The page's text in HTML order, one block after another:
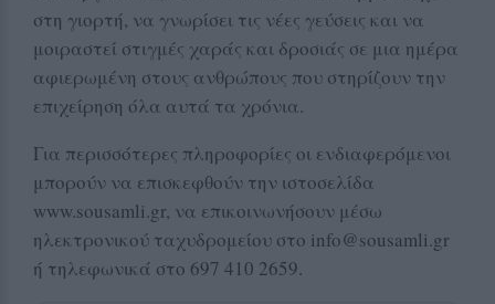
στη γιορτή, να γνωρίσει τις νέες γεύσεις και να
μοιραστεί στιγμές χαράς και δροσιάς σε μια ημέρα
αφιερωμένη στους ανθρώπους που στηρίζουν την
επιχείρηση όλα αυτά τα χρόνια.
Για περισσότερες πληροφορίες οι ενδιαφερόμενοι
μπορούν να επισκεφθούν την ιστοσελίδα
www.sousamli.gr, να επικοινωνήσουν μέσω
ηλεκτρονικού ταχυδρομείου στο info@sousamli.gr
ή τηλεφωνικά στο 697 410 2659.